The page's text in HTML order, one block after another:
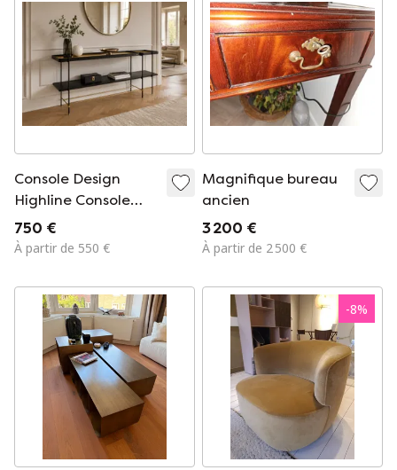
Console Design
Highline Console
Table 180 de
Versmissen,
HIGHCON180.
750 €
À partir de 550 €
Magnifique bureau
ancien
3 200 €
À partir de 2 500 €
-8%